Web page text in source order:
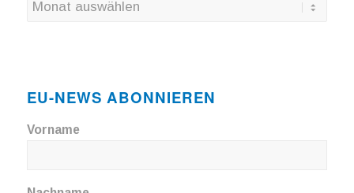
EU-NEWS ABONNIEREN
Vorname